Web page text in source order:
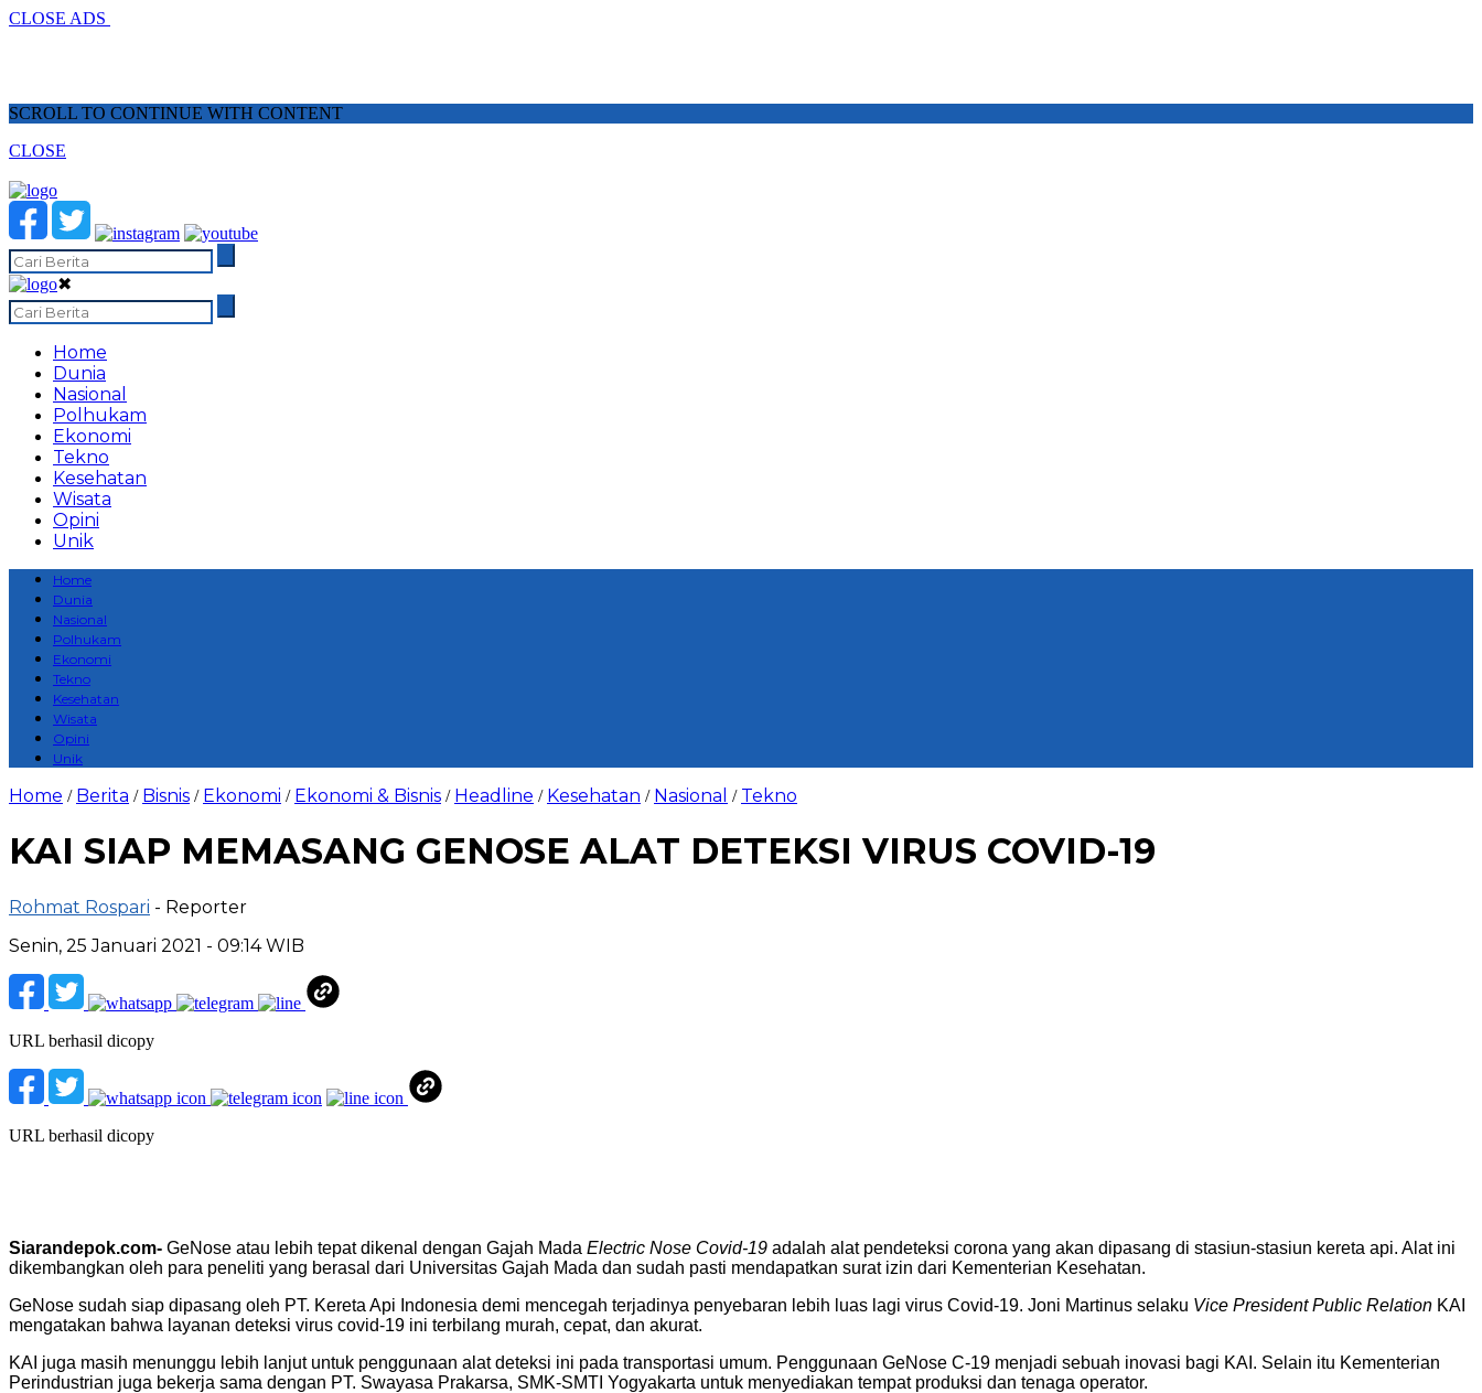
CLOSE ADS
SCROLL TO CONTINUE WITH CONTENT
CLOSE
✖
Home
Dunia
Nasional
Polhukam
Ekonomi
Tekno
Kesehatan
Wisata
Opini
Unik
Home
Dunia
Nasional
Polhukam
Ekonomi
Tekno
Kesehatan
Wisata
Opini
Unik
Home / Berita / Bisnis / Ekonomi / Ekonomi & Bisnis / Headline / Kesehatan / Nasional / Tekno
KAI SIAP MEMASANG GENOSE ALAT DETEKSI VIRUS COVID-19
Rohmat Rospari - Reporter
Senin, 25 Januari 2021 - 09:14 WIB
URL berhasil dicopy
URL berhasil dicopy
Siarandepok.com- GeNose atau lebih tepat dikenal dengan Gajah Mada Electric Nose Covid-19 adalah alat pendeteksi corona yang akan dipasang di stasiun-stasiun kereta api. Alat ini
dikembangkan oleh para peneliti yang berasal dari Universitas Gajah Mada dan sudah pasti mendapatkan surat izin dari Kementerian Kesehatan.
GeNose sudah siap dipasang oleh PT. Kereta Api Indonesia demi mencegah terjadinya penyebaran lebih luas lagi virus Covid-19. Joni Martinus selaku Vice President Public Relation KAI
mengatakan bahwa layanan deteksi virus covid-19 ini terbilang murah, cepat, dan akurat.
KAI juga masih menunggu lebih lanjut untuk penggunaan alat deteksi ini pada transportasi umum. Penggunaan GeNose C-19 menjadi sebuah inovasi bagi KAI. Selain itu Kementerian
Perindustrian juga bekerja sama dengan PT. Swayasa Prakarsa, SMK-SMTI Yogyakarta untuk menyediakan tempat produksi dan tenaga operator.